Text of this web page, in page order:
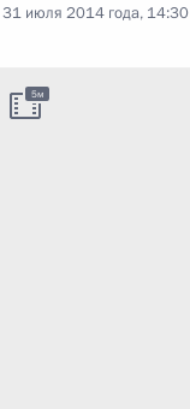
31 июля 2014 года, 14:30
5м